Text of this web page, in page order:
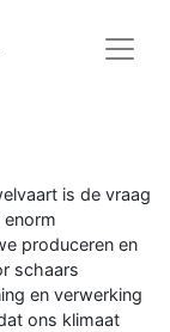
is de vraag
produceren en
schaars
en verwerking
ons klimaat